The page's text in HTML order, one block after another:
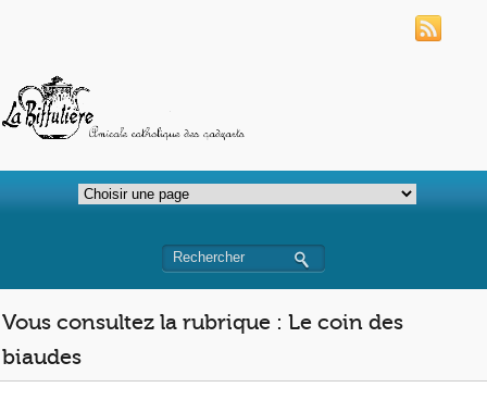
Vous consultez la rubrique : Le coin des
biaudes